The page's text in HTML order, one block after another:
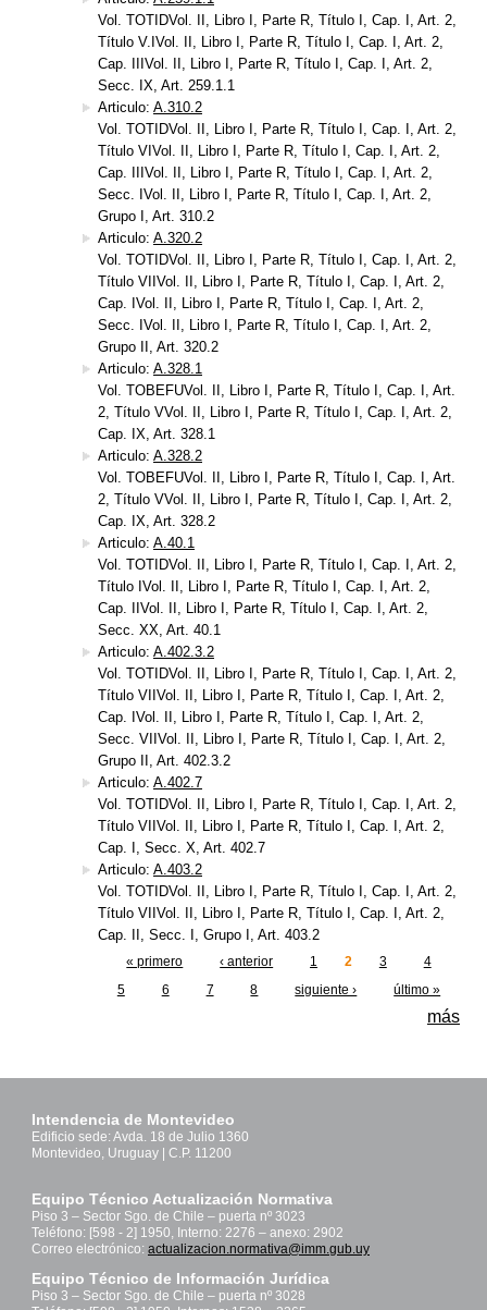
Vol. TOTIDVol. II, Libro I, Parte R, Título I, Cap. I, Art. 2,
Título V.IVol. II, Libro I, Parte R, Título I, Cap. I, Art. 2,
Cap. IIIVol. II, Libro I, Parte R, Título I, Cap. I, Art. 2,
Secc. IX, Art. 259.1.1
Articulo: A.310.2
Vol. TOTIDVol. II, Libro I, Parte R, Título I, Cap. I, Art. 2,
Título VIVol. II, Libro I, Parte R, Título I, Cap. I, Art. 2,
Cap. IIIVol. II, Libro I, Parte R, Título I, Cap. I, Art. 2,
Secc. IVol. II, Libro I, Parte R, Título I, Cap. I, Art. 2,
Grupo I, Art. 310.2
Articulo: A.320.2
Vol. TOTIDVol. II, Libro I, Parte R, Título I, Cap. I, Art. 2,
Título VIIVol. II, Libro I, Parte R, Título I, Cap. I, Art. 2,
Cap. IVol. II, Libro I, Parte R, Título I, Cap. I, Art. 2,
Secc. IVol. II, Libro I, Parte R, Título I, Cap. I, Art. 2,
Grupo II, Art. 320.2
Articulo: A.328.1
Vol. TOBEFUVol. II, Libro I, Parte R, Título I, Cap. I, Art.
2, Título VVol. II, Libro I, Parte R, Título I, Cap. I, Art. 2,
Cap. IX, Art. 328.1
Articulo: A.328.2
Vol. TOBEFUVol. II, Libro I, Parte R, Título I, Cap. I, Art.
2, Título VVol. II, Libro I, Parte R, Título I, Cap. I, Art. 2,
Cap. IX, Art. 328.2
Articulo: A.40.1
Vol. TOTIDVol. II, Libro I, Parte R, Título I, Cap. I, Art. 2,
Título IVol. II, Libro I, Parte R, Título I, Cap. I, Art. 2,
Cap. IIVol. II, Libro I, Parte R, Título I, Cap. I, Art. 2,
Secc. XX, Art. 40.1
Articulo: A.402.3.2
Vol. TOTIDVol. II, Libro I, Parte R, Título I, Cap. I, Art. 2,
Título VIIVol. II, Libro I, Parte R, Título I, Cap. I, Art. 2,
Cap. IVol. II, Libro I, Parte R, Título I, Cap. I, Art. 2,
Secc. VIIVol. II, Libro I, Parte R, Título I, Cap. I, Art. 2,
Grupo II, Art. 402.3.2
Articulo: A.402.7
Vol. TOTIDVol. II, Libro I, Parte R, Título I, Cap. I, Art. 2,
Título VIIVol. II, Libro I, Parte R, Título I, Cap. I, Art. 2,
Cap. I, Secc. X, Art. 402.7
Articulo: A.403.2
Vol. TOTIDVol. II, Libro I, Parte R, Título I, Cap. I, Art. 2,
Título VIIVol. II, Libro I, Parte R, Título I, Cap. I, Art. 2,
Cap. II, Secc. I, Grupo I, Art. 403.2
« primero ‹ anterior 1 2 3
4
5
6 7 8 siguiente › último »
más
Intendencia de Montevideo
Edificio sede: Avda. 18 de Julio 1360
Montevideo, Uruguay | C.P. 11200
Equipo Técnico Actualización Normativa
Piso 3 – Sector Sgo. de Chile – puerta nº 3023
Teléfono: [598 - 2] 1950, Interno: 2276 – anexo: 2902
Correo electrónico: actualizacion.normativa@imm.gub.uy
Equipo Técnico de Información Jurídica
Piso 3 – Sector Sgo. de Chile – puerta nº 3028